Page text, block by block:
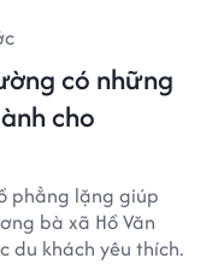
có những
cho
phẳng lặng giúp
bà xã Hồ Văn
du khách yêu thích.